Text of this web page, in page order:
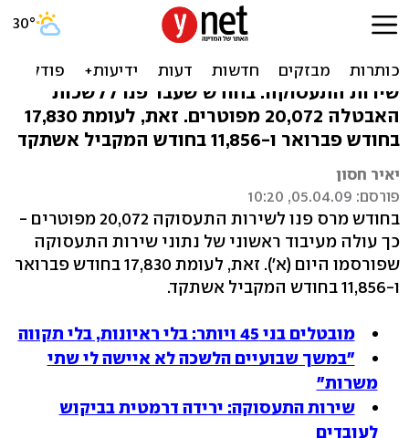
שיא במספר המפוטרים במרס:
שירות התעסוקה: בחודש שעבר פנו ללשכות
האבטלה 20,072 מפוטרים. זאת, לעומת 17,830
בחודש פברואר ו-11,856 בחודש המקביל אשתקד
יאיר חסון
פורסם: 05.04.09, 10:20
בחודש מרס פנו לשירות התעסוקה 20,072 מפוטרים -
כך עולה מעיבוד ראשוני של נתוני שירות התעסוקה
שפורסמו היום (א'). זאת, לעומת 17,830 בחודש פברואר
ו-11,856 בחודש המקביל אשתקד.
מובטלים בני 45 ויותר: בלי ראיונות, בלי תקווה
"במשך שבועיים הלשכה לא איישה לי שתי
משרות"
שירות התעסוקה: ירידה דרמטית בביקוש
לעובדים